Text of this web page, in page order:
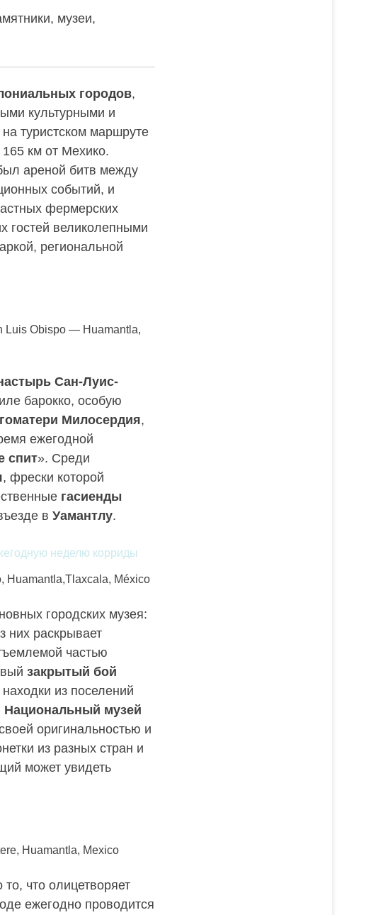
музеи,
городов,
культурными и
туристском маршруте
165 км от Мехико.
ареной битв между
событий, и
фермерских
гостей великолепными
региональной
Luis Obispo — Huamantla,
Сан-Луис-
барокко, особую
Милосердия,
ежегодной
спит». Среди
, фрески которой
гасиенды
в Уамантлу.
Huamantla,Tlaxcala, México
городских музея:
них раскрывает
частью
закрытый бой
из поселений
Национальный музей
оригинальностью и
из разных стран и
может увидеть
Huamantla, Mexico
что олицетворяет
ежегодно проводится